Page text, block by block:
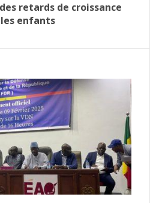
retards de croissance
enfants